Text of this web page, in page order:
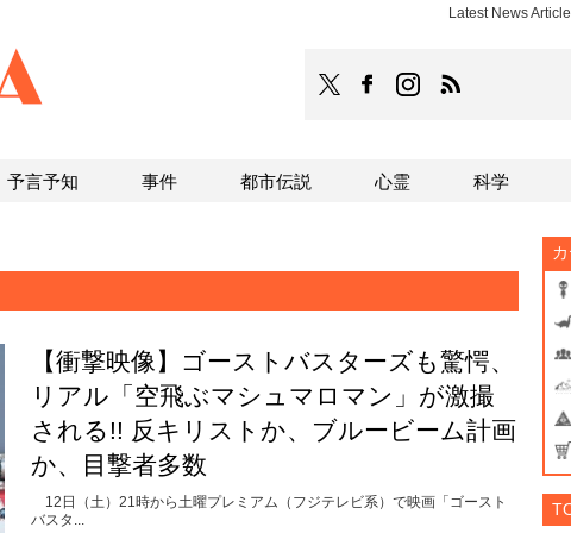
Latest News
TOCANAのFacebookはこち
TOCANAのinstagram
【衝撃映像】ゴーストバスターズも驚愕、
リアル「空飛ぶマシュマロマン」が激撮
される!! 反キリストか、ブルービーム計画
か、目撃者多数
12日（土）21時から土曜プレミアム（フジテレビ系）で映画「ゴースト
バスタ...
予言予知 事件 都市伝説 心霊 科学